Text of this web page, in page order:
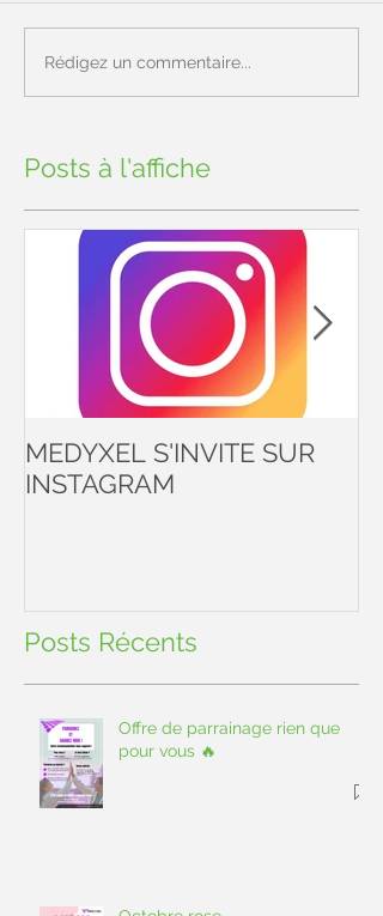
Rédigez un commentaire...
Posts à l'affiche
MEDYXEL S'INVITE SUR
INSTAGRAM
Posts Récents
Offre de parrainage rien que
pour vous 🔥